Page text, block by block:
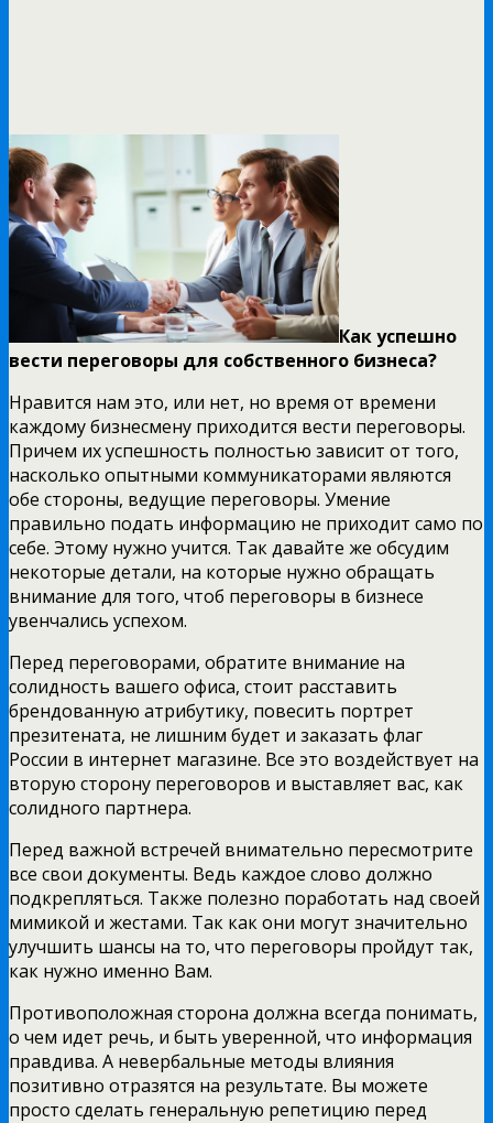
Как успешно
вести переговоры для собственного бизнеса?
Нравится нам это, или нет, но время от времени
каждому бизнесмену приходится вести переговоры.
Причем их успешность полностью зависит от того,
насколько опытными коммуникаторами являются
обе стороны, ведущие переговоры. Умение
правильно подать информацию не приходит само по
себе. Этому нужно учится. Так давайте же обсудим
некоторые детали, на которые нужно обращать
внимание для того, чтоб переговоры в бизнесе
увенчались успехом.
Перед переговорами, обратите внимание на
солидность вашего офиса, стоит расставить
брендованную атрибутику, повесить портрет
презитената, не лишним будет и заказать флаг
России в интернет магазине. Все это воздействует на
вторую сторону переговоров и выставляет вас, как
солидного партнера.
Перед важной встречей внимательно пересмотрите
все свои документы. Ведь каждое слово должно
подкрепляться. Также полезно поработать над своей
мимикой и жестами. Так как они могут значительно
улучшить шансы на то, что переговоры пройдут так,
как нужно именно Вам.
Противоположная сторона должна всегда понимать,
о чем идет речь, и быть уверенной, что информация
правдива. А невербальные методы влияния
позитивно отразятся на результате. Вы можете
просто сделать генеральную репетицию перед